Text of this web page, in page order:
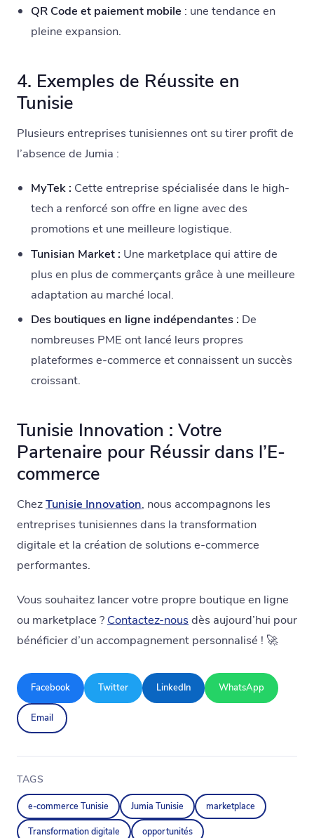
QR Code et paiement mobile : une tendance en
pleine expansion.
4. Exemples de Réussite en
Tunisie
Plusieurs entreprises tunisiennes ont su tirer profit de
l’absence de Jumia :
MyTek : Cette entreprise spécialisée dans le high-
tech a renforcé son offre en ligne avec des
promotions et une meilleure logistique.
Tunisian Market : Une marketplace qui attire de
plus en plus de commerçants grâce à une meilleure
adaptation au marché local.
Des boutiques en ligne indépendantes : De
nombreuses PME ont lancé leurs propres
plateformes e-commerce et connaissent un succès
croissant.
Tunisie Innovation : Votre
Partenaire pour Réussir dans l’E-
commerce
ChezTunisie Innovation, nous accompagnons les
entreprises tunisiennes dans la transformation
digitale et la création de solutions e-commerce
performantes.
Vous souhaitez lancer votre propre boutique en ligne
ou marketplace ? Contactez-nous dès aujourd’hui pour
bénéficier d’un accompagnement personnalisé ! 🚀
Facebook Twitter LinkedIn WhatsApp
Email
TAGS
e-commerce Tunisie Jumia Tunisie marketplace
Transformation digitale opportunités